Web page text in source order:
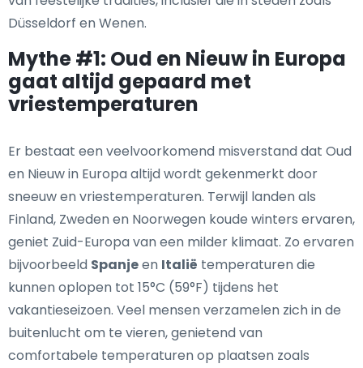
Düsseldorf en Wenen.
Mythe #1: Oud en Nieuw in Europa
gaat altijd gepaard met
vriestemperaturen
Er bestaat een veelvoorkomend misverstand dat Oud
en Nieuw in Europa altijd wordt gekenmerkt door
sneeuw en vriestemperaturen. Terwijl landen als
Finland, Zweden en Noorwegen koude winters ervaren,
geniet Zuid-Europa van een milder klimaat. Zo ervaren
bijvoorbeeld Spanjeen Italië temperaturen die
kunnen oplopen tot 15°C (59°F) tijdens het
vakantieseizoen. Veel mensen verzamelen zich in de
buitenlucht om te vieren, genietend van
comfortabele temperaturen op plaatsen zoals